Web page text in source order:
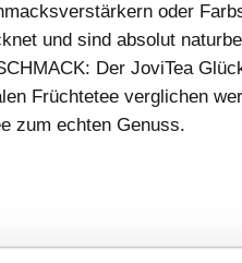
oder
und sind absolut
Der JoviTea
Früchtetee verglichen
zum echten Genuss.